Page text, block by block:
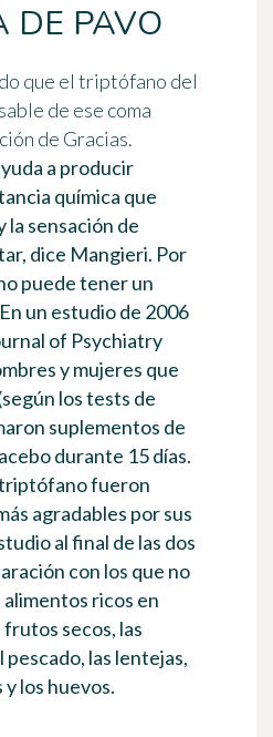
DE PAVO
que el triptófano del
de ese coma
de Gracias.
a producir
química que
la sensación de
, dice Mangieri. Por
puede tener un
un estudio de 2006
of Psychiatry
y mujeres que
los tests de
suplementos de
durante 15 días.
fueron
agradables por sus
al final de las dos
con los que no
ricos en
secos, las
pescado, las lentejas,
y los huevos.